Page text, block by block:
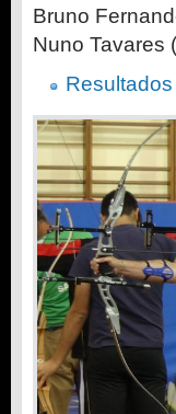
Bruno
Nuno Tavares